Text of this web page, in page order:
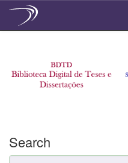
Search